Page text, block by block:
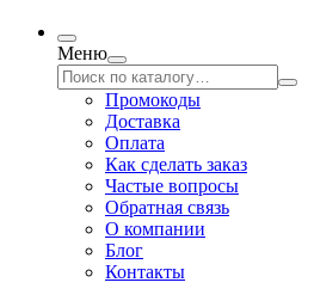
Меню
Промокоды
Доставка
Оплата
Как сделать заказ
Частые вопросы
Обратная связь
О компании
Блог
Контакты